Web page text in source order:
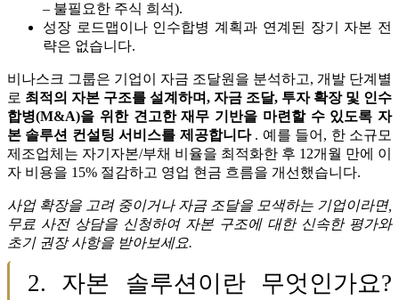
– 불필요한 주식 희석).
성장 로드맵이나 인수합병 계획과 연계된 장기 자본 전
략은 없습니다.
비나스크 그룹은 기업이 자금 조달원을 분석하고, 개발 단계별
로 최적의 자본 구조를 설계하며, 자금 조달, 투자 확장 및 인수
합병(M&A)을 위한 견고한 재무 기반을 마련할 수 있도록 자
본 솔루션 컨설팅 서비스를 제공합니다 . 예를 들어, 한 소규모
제조업체는 자기자본/부채 비율을 최적화한 후 12개월 만에 이
자 비용을 15% 절감하고 영업 현금 흐름을 개선했습니다.
사업 확장을 고려 중이거나 자금 조달을 모색하는 기업이라면,
무료 사전 상담을 신청하여 자본 구조에 대한 신속한 평가와
초기 권장 사항을 받아보세요.
2. 자본 솔루션이란 무엇인가요?